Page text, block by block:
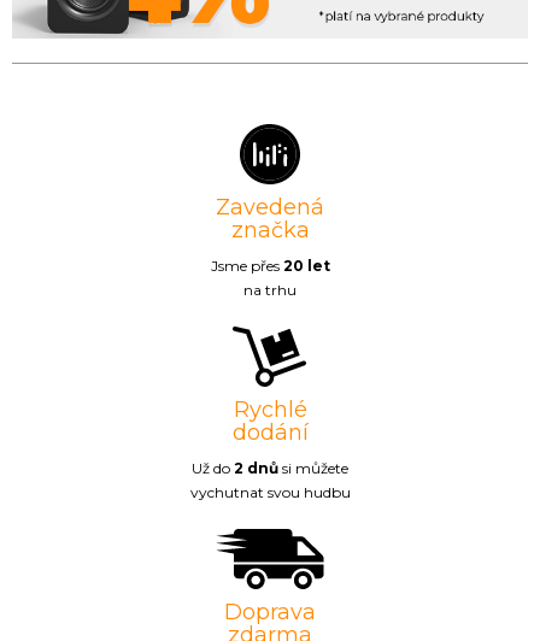
Zavedená
značka
Jsme přes 20 let
na trhu
Rychlé
dodání
Už do 2 dnů si můžete
vychutnat svou hudbu
Doprava
zdarma